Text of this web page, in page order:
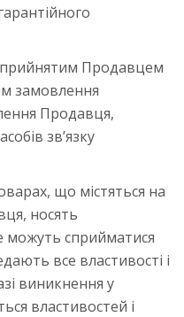
прийнятим Продавцем
замовлення
Продавця,
зв’язку
що містяться на
носять
можуть сприйматися
все властивості і
виникнення у
властивостей і